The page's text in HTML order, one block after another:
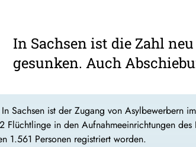
In Sachsen ist die Zahl
gesunken. Auch
In Sachsen ist der Zugang von Asylbewerbern
Flüchtlinge in den Aufnahmeeinrichtungen
1.561 Personen registriert worden.